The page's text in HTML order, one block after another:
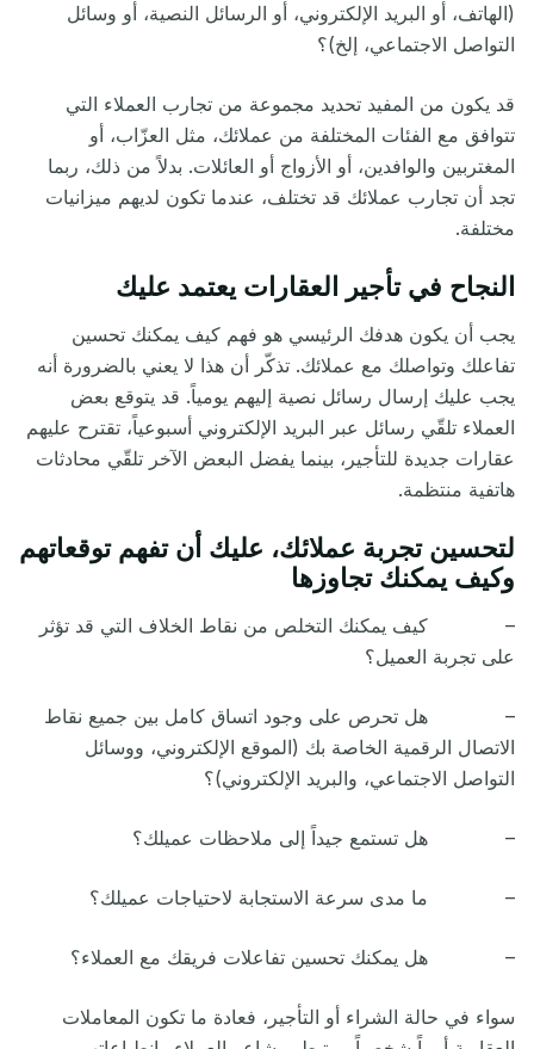
(الهاتف، أو البريد الإلكتروني، أو الرسائل النصية، أو وسائل
التواصل الاجتماعي، إلخ)؟
قد يكون من المفيد تحديد مجموعة من تجارب العملاء التي
تتوافق مع الفئات المختلفة من عملائك، مثل العزّاب، أو
المغتربين والوافدين، أو الأزواج أو العائلات. بدلاً من ذلك، ربما
تجد أن تجارب عملائك قد تختلف، عندما تكون لديهم ميزانيات
مختلفة.
النجاح في تأجير العقارات يعتمد عليك
يجب أن يكون هدفك الرئيسي هو فهم كيف يمكنك تحسين
تفاعلك وتواصلك مع عملائك. تذكّر أن هذا لا يعني بالضرورة أنه
يجب عليك إرسال رسائل نصية إليهم يومياً. قد يتوقع بعض
العملاء تلقّي رسائل عبر البريد الإلكتروني أسبوعياً، تقترح عليهم
عقارات جديدة للتأجير، بينما يفضل البعض الآخر تلقّي محادثات
هاتفية منتظمة.
لتحسين تجربة عملائك، عليك أن تفهم توقعاتهم
وكيف يمكنك تجاوزها
– كيف يمكنك التخلص من نقاط الخلاف التي قد تؤثر
على تجربة العميل؟
– هل تحرص على وجود اتساق كامل بين جميع نقاط
الاتصال الرقمية الخاصة بك (الموقع الإلكتروني، ووسائل
التواصل الاجتماعي، والبريد الإلكتروني)؟
– هل تستمع جيداً إلى ملاحظات عميلك؟
– ما مدى سرعة الاستجابة لاحتياجات عميلك؟
– هل يمكنك تحسين تفاعلات فريقك مع العملاء؟
سواء في حالة الشراء أو التأجير، فعادة ما تكون المعاملات